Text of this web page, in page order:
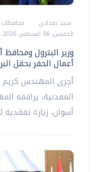
سيد بغدادي
محافظات
الخميس، 06 اغسطس 2026 12:54 م
وزير البترول
أعمال الحفر بحقل
أجرى المهندس كريم
المعدنية، يرافقه
أسوان، زيارة